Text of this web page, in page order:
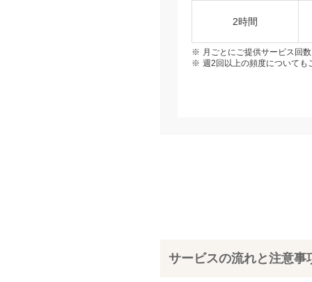
2時間
月ごとにご提供サービス回
週2回以上の頻度についても
サービスの流れと注意事